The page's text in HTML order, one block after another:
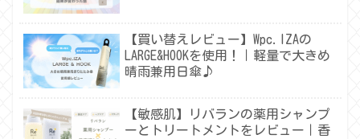
【買い替えレビュー】Wpc.IZAの
LARGE&HOOKを使用！｜軽量で大きめ
晴雨兼用日傘♪
【敏感肌】リバランの薬用シャンプ
ーとトリートメントをレビュー｜香